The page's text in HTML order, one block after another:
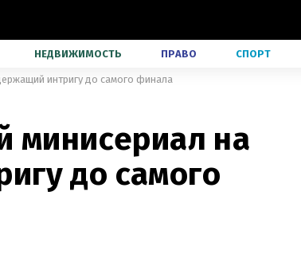
НЕДВИЖИМОСТЬ ПРАВО СПОРТ
интригу до самого финала
минисериал на
до самого